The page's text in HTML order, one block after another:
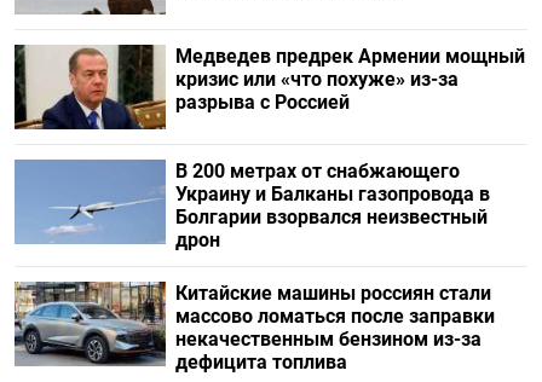
Медведев предрек Армении мощный
кризис или «что похуже» из-за
разрыва с Россией
В 200 метрах от снабжающего
Украину и Балканы газопровода в
Болгарии взорвался неизвестный
дрон
Китайские машины россиян стали
массово ломаться после заправки
некачественным бензином из-за
дефицита топлива